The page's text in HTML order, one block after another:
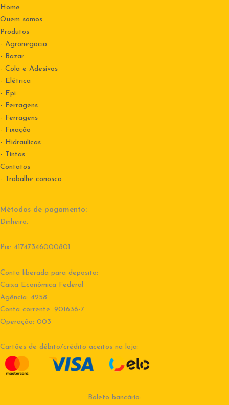
Home
Quem somos
Produtos
- Agronegocio
- Bazar
- Cola e Adesivos
- Elétrica
- Epi
- Ferragens
- Ferragens
- Fixação
- Hidraulicas
- Tintas
Contatos
- Trabalhe conosco
Métodos de pagamento:
Dinheiro.
Pix: 41747346000801
Conta liberada para deposito:
Caixa Econômica Federal
Agência: 4258
Conta corrente: 901636-7
Operação: 003
Cartões de débito/crédito aceitos na loja:
Boleto bancário: